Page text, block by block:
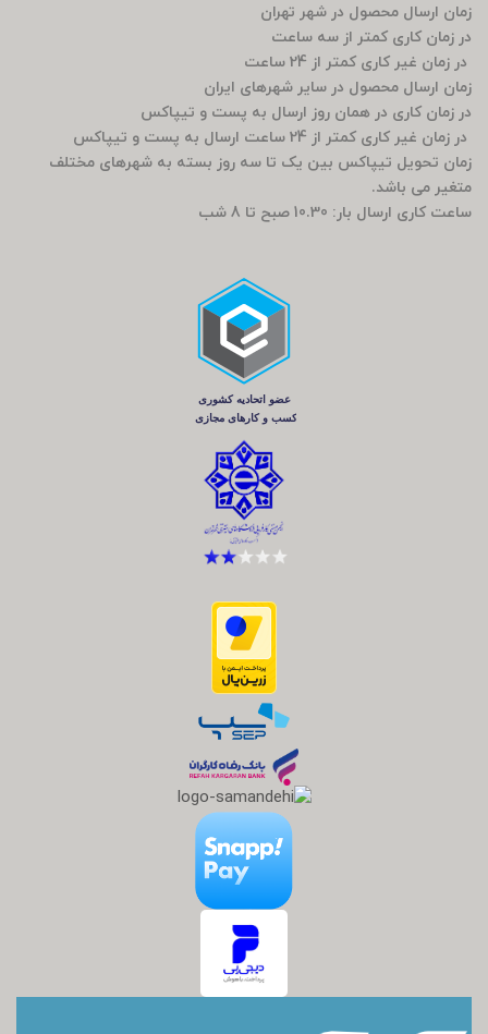
زمان ارسال محصول در شهر تهران
در زمان کاری کمتر از سه ساعت
در زمان غیر کاری کمتر از 24 ساعت
زمان ارسال محصول در سایر شهرهای ایران
در زمان کاری در همان روز ارسال به پست و تیپاکس
در زمان غیر کاری کمتر از 24 ساعت ارسال به پست و تیپاکس
زمان تحویل تیپاکس بین یک تا سه روز بسته به شهرهای مختلف
متغیر می باشد.
ساعت کاری ارسال بار: 10.30 صبح تا 8 شب